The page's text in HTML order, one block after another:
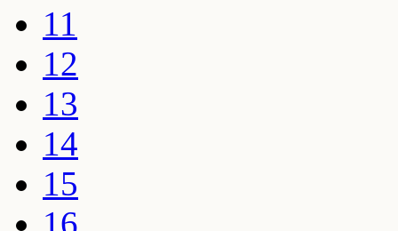
11
12
13
14
15